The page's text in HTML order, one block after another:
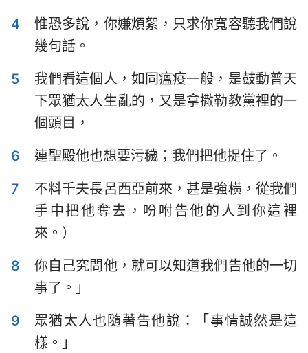
約翰三書
啟示錄
4
惟恐多說，你嫌煩絮，只求你寬容聽我們說
幾句話。
5
我們看這個人，如同瘟疫一般，是鼓動普天
下眾猶太人生亂的，又是拿撒勒教黨裡的一
個頭目，
6
連聖殿他也想要污穢；我們把他捉住了。
7
不料千夫長呂西亞前來，甚是強橫，從我們
手中把他奪去，吩咐告他的人到你這裡
來。）
8
你自己究問他，就可以知道我們告他的一切
事了。」
9
眾猶太人也隨著告他說：「事情誠然是這
樣。」